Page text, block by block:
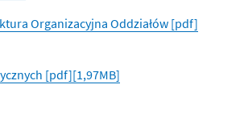
Organizacyjna Oddziałów [pdf]
[pdf][1,97MB]